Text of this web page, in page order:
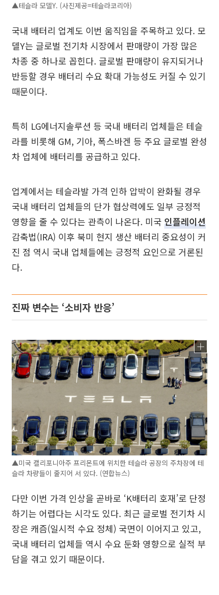
▲테슬라 모델Y. (사진제공=테슬라코리아)
국내 배터리 업계도 이번 움직임을 주목하고 있다. 모
델Y는 글로벌 전기차 시장에서 판매량이 가장 많은
차종 중 하나로 꼽힌다. 글로벌 판매량이 유지되거나
반등할 경우 배터리 수요 확대 가능성도 커질 수 있기
때문이다.
특히 LG에너지솔루션 등 국내 배터리 업체들은 테슬
라를 비롯해 GM, 기아, 폭스바겐 등 주요 글로벌 완성
차 업체에 배터리를 공급하고 있다.
업계에서는 테슬라발 가격 인하 압박이 완화될 경우
국내 배터리 업체들의 단가 협상력에도 일부 긍정적
영향을 줄 수 있다는 관측이 나온다. 미국 인플레이션
감축법(IRA) 이후 북미 현지 생산 배터리 중요성이 커
진 점 역시 국내 업체들에는 긍정적 요인으로 거론된
다.
진짜 변수는 ‘소비자 반응’
▲미국 캘리포니아주 프리몬트에 위치한 테슬라 공장의 주차장에 테
슬라 차량들이 줄지어 서 있다. (연합뉴스)
다만 이번 가격 인상을 곧바로 ‘K배터리 호재’로 단정
하기는 어렵다는 시각도 있다. 최근 글로벌 전기차 시
장은 캐즘(일시적 수요 정체) 국면이 이어지고 있고,
국내 배터리 업체들 역시 수요 둔화 영향으로 실적 부
담을 겪고 있기 때문이다.